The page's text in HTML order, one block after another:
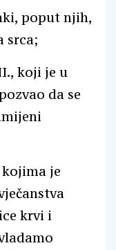
poput njih,
srca;
koji je u
da se
je
krvi i